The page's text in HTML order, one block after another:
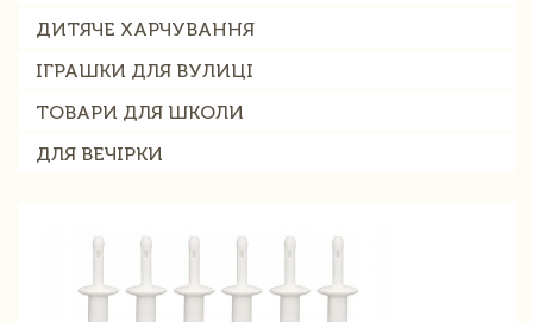
ДИТЯЧЕ ХАРЧУВАННЯ
ІГРАШКИ ДЛЯ ВУЛИЦІ
ТОВАРИ ДЛЯ ШКОЛИ
ДЛЯ ВЕЧІРКИ